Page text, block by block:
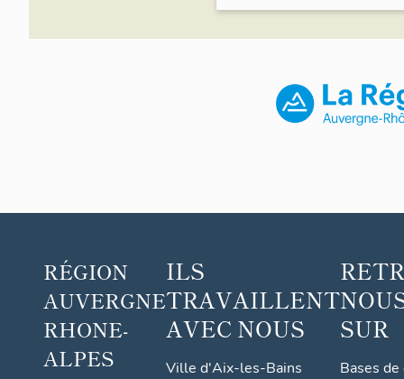
RÉGION
AUVERGNE
RHONE-
ALPES
ILS
TRAVAILLENT
AVEC NOUS
Ville d'Aix-les-Bains
SUR
Bases